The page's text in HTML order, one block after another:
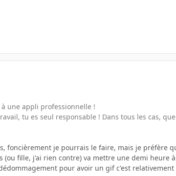
une appli professionnelle !
tu es seul responsable ! Dans tous les cas,
foncièrement je pourrais le faire, mais je préfère
(ou fille, j'ai rien contre) va mettre une demi heure
pour avoir un gif c'est